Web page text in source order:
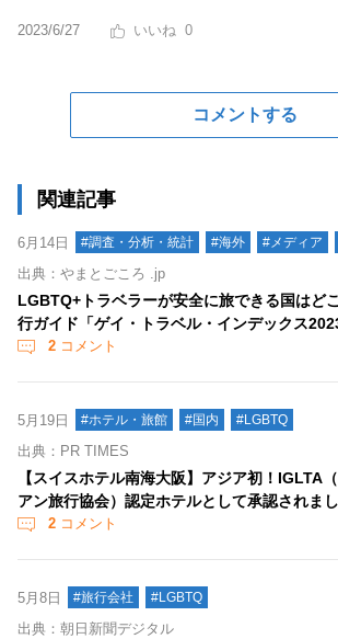
2023/6/27 0
コメントする
関連記事
6月14日 #調査・分析・統計 #海外 #メディア
出典：やまとごころ .jp
LGBTQ+トラベラーが安全に旅できる国はど
行ガイド「ゲイ・トラベル・インデックス
2 コメント
5月19日 #ホテル・旅館 #国内 #LGBTQ
出典：PR TIMES
【スイスホテル南海大阪】アジア初！IGLTA
アン旅行協会）認定ホテルとして承認されま
2 コメント
5月8日 #旅行会社 #LGBTQ
出典：朝日新聞デジタル